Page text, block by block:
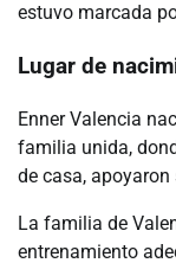
estuvo marcada
Lugar de
Enner Valencia
familia unida,
de casa,
La familia de
entrenamiento